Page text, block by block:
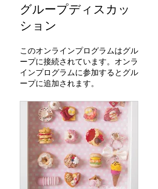
グループディスカッ
ション
このオンラインプログラムはグル
ープに接続されています。オンラ
インプログラムに参加するとグル
ープに追加されます。